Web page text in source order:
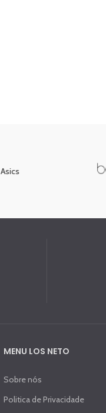
Asics
MENU LOS NETO
Sobre nós
Politica de Privacidade